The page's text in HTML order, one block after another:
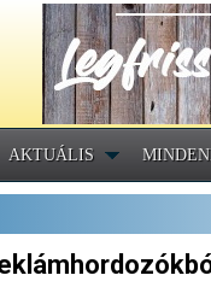
AKTUÁLIS